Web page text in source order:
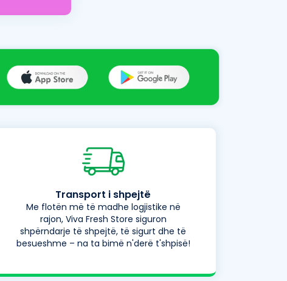
Transport i shpejtë
Me flotën më të madhe logjistike në
rajon, Viva Fresh Store siguron
shpërndarje të shpejtë, të sigurt dhe të
besueshme – na ta bimë n'derë t'shpisë!